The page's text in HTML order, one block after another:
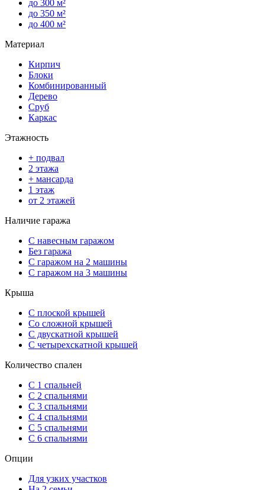
до 300 м²
до 350 м²
до 400 м²
Материал
Кирпич
Блоки
Комбинированный
Дерево
Сруб
Каркас
Этажность
+ подвал
2 этажа
+ мансарда
1 этаж
от 2 этажей
Наличие гаража
С навесным гаражом
Без гаража
С гаражом на 2 машины
С гаражом на 3 машины
Крыша
С плоской крышей
Со сложной крышей
С двускатной крышей
С четырехскатной крышей
Количество спален
С 1 спальней
С 2 спальнями
С 3 спальнями
С 4 спальнями
С 5 спальнями
С 6 спальнями
Опции
Для узких участков